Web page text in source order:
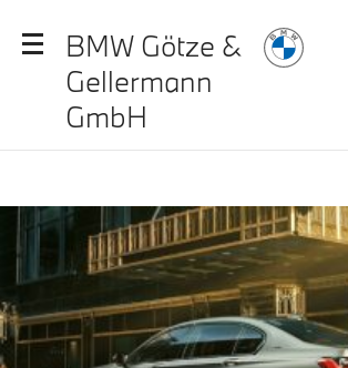
BMW Götze &
Gellermann
GmbH